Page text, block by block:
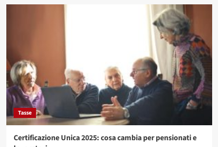
Tasse
Certificazione Unica 2025: cosa cambia per pensionati e